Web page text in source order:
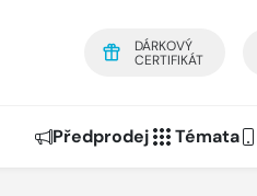
DÁRKOVÝ
CERTIFIKÁT
Předprodej Témata